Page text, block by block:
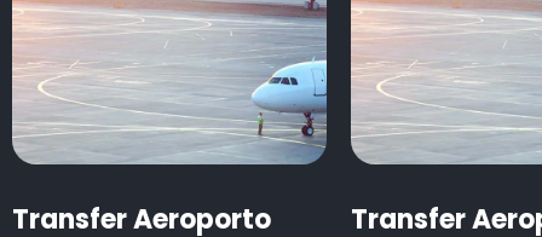
Transfer Aeroporto
Transfer